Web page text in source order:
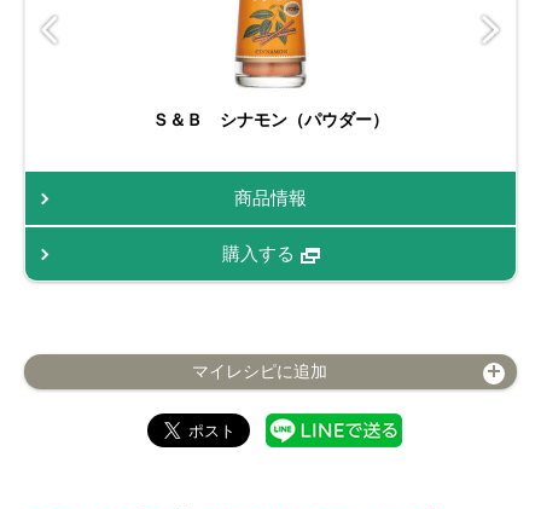
Ｓ＆Ｂ シナモン（パウダー）
商品情報
購入する
マイレシピに追加